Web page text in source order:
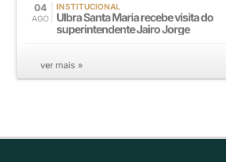
04
AGO
INSTITUCIONAL
Ulbra Santa Maria recebe visita do
superintendente Jairo Jorge
ver mais »